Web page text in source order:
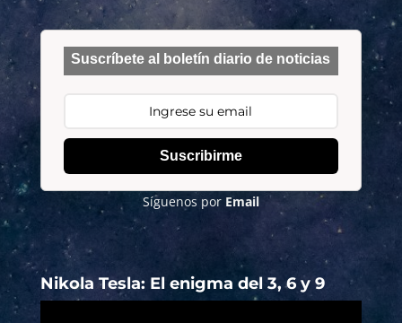
Suscríbete al boletín diario de noticias
Suscribirme
Síguenos por Email
Nikola Tesla: El enigma del 3, 6 y 9